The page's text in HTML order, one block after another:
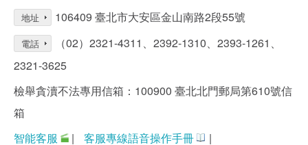
地址 106409 臺北市大安區金山南路2段55號
電話
（02）2321-4311、2392-1310、2393-1261、
2321-3625
檢舉貪瀆不法專用信箱：100900 臺北北門郵局第610號信
箱
智能客服
| 客服專線語音操作手冊 |